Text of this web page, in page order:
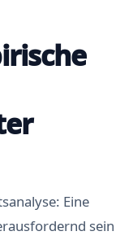
Eine
sein